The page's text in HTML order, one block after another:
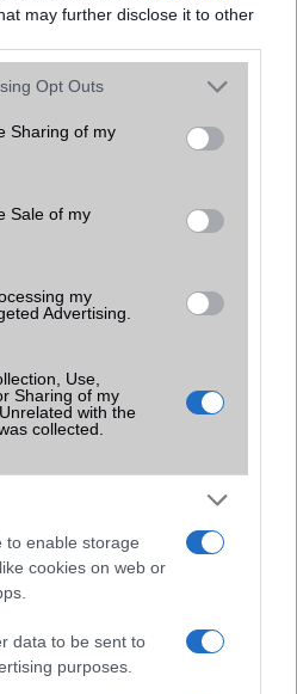
may further disclose it to other
app uses one or more Google
behaviour. You may click to
and its third-party tags to
purposes in below Google
Opt Outs
Sharing of my
Sale of my
my
Advertising.
Use,
Sharing of my
with the
collected.
to enable storage
cookies on web or
data to be sent to
purposes.
Van
Van
Hivatalosan a 2. nevén
forgalmazzák, de az emberek
Tablet PC
Nincs publikus adat!
2026-07-13 19:00:00